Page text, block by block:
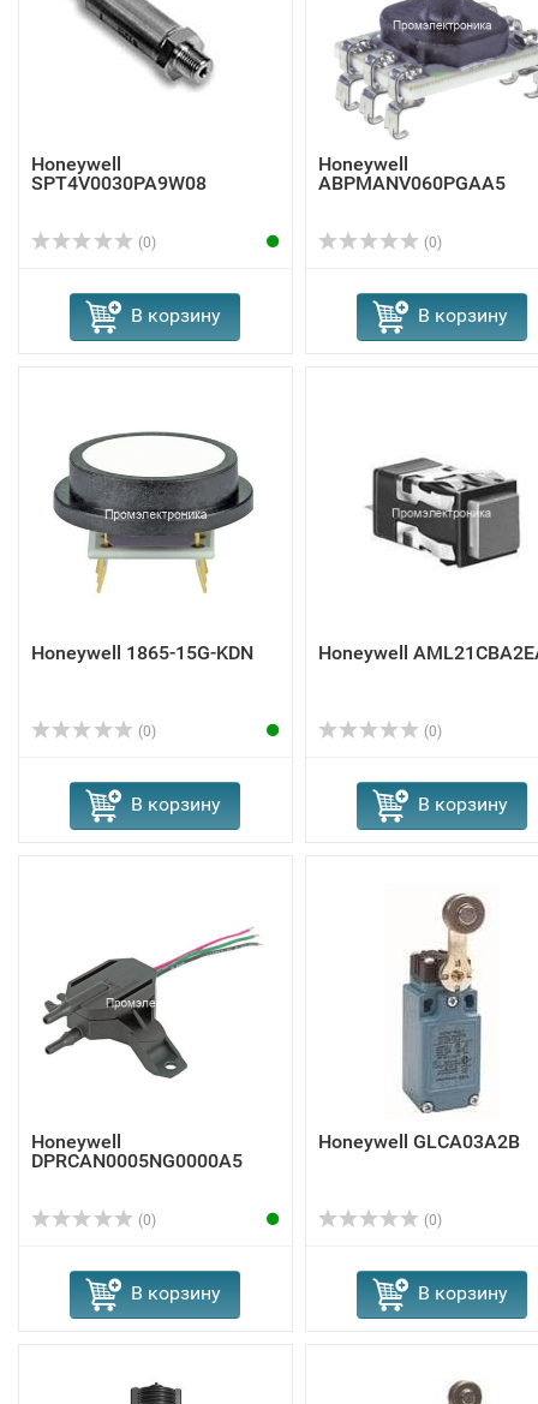
Honeywell
SPT4V0030PA9W08
(0)
В корзину
Honeywell
ABPMANV060PGAA5
(0)
В корзину
Honeywell 1865-15G-KDN
(0)
В корзину
Honeywell
(0)
В корзину
Honeywell
DPRCAN0005NG0000A5
(0)
В корзину
Honeywell GLCA03A2B
(0)
В корзину